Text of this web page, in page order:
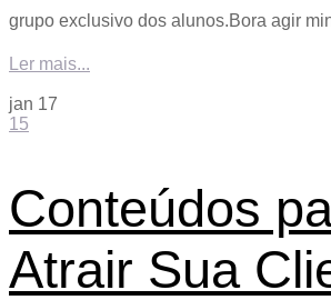
grupo exclusivo dos alunos.Bora agir
Ler mais...
jan 17
15
Conteúdos
Atrair Sua